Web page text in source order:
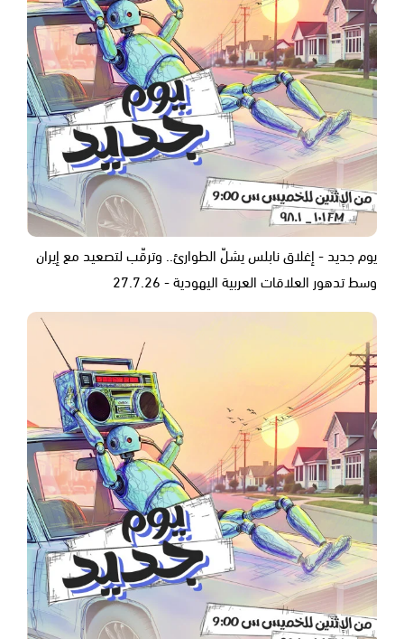
يوم جديد - إغلاق نابلس يشلّ الطوارئ.. وترقّب لتصعيد مع إيران
وسط تدهور العلاقات العربية اليهودية - 27.7.26